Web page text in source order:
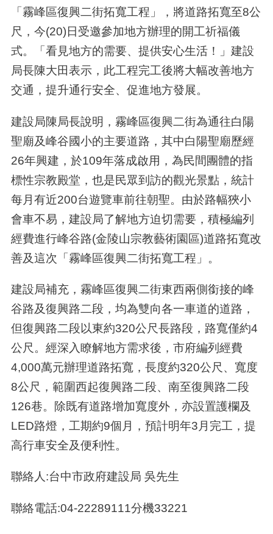
「霧峰區復興二街拓寬工程」，將道路拓寬至8公
尺，今(20)日受邀參加地方辦理的開工祈福儀
式。「看見地方的需要、提供安心生活！」建設
局長陳大田表示，此工程完工後將大幅改善地方
交通，提升通行安全、促進地方發展。
建設局陳局長說明，霧峰區復興二街為通往白陽
聖廟及峰谷國小的主要道路，其中白陽聖廟歷經
26年興建，於109年落成啟用，為民間團體的指
標性宗教殿堂，也是民眾到訪的觀光景點，統計
每月有近200台遊覽車前往朝聖。由於路幅狹小
會車不易，建設局了解地方迫切需要，積極編列
經費進行峰谷路(金陵山宗教藝術園區)道路拓寬改
善及這次「霧峰區復興二街拓寬工程」。
建設局補充，霧峰區復興二街東西兩側銜接的峰
谷路及復興路二段，均為雙向各一車道的道路，
但復興路二段以東約320公尺長路段，路寬僅約4
公尺。經深入瞭解地方需求後，市府編列經費
4,000萬元辦理道路拓寬，長度約320公尺、寬度
8公尺，範圍西起復興路二段、南至復興路二段
126巷。除既有道路增加寬度外，亦設置護欄及
LED路燈，工期約9個月，預計明年3月完工，提
高行車安全及便利性。
聯絡人:台中市政府建設局 吳先生
聯絡電話:04-22289111分機33221